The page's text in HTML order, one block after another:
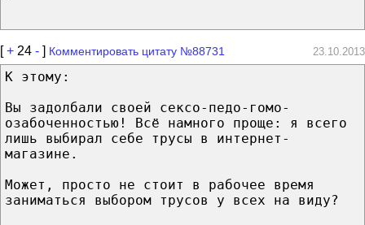
[+ 24 - ] Комментировать цитату №88731 23.10.2013
К этому:
Вы задолбали своей сексо-педо-гомо-
озабоченностью! Всё намного проще: я всего
лишь выбирал себе трусы в интернет-
магазине.
Может, просто не стоит в рабочее время
заниматься выбором трусов у всех на виду?